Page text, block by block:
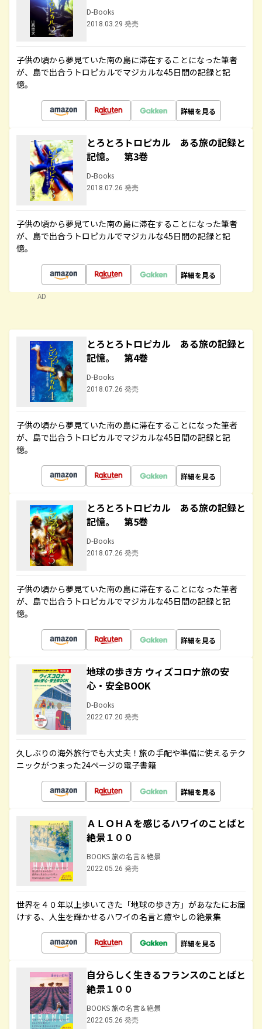
D-Books
2018.03.29 発売
子供の頃から夢見ていた南の島に滞在することになった筆者
が、島で出合うトロピカルでマジカルな45日間の記録と記
憶。
詳細を見る
とろとろトロピカル ある旅の記録と
記憶。 第3巻
D-Books
2018.07.26 発売
子供の頃から夢見ていた南の島に滞在することになった筆者
が、島で出合うトロピカルでマジカルな45日間の記録と記
憶。
詳細を見る
AD
とろとろトロピカル ある旅の記録と
記憶。 第4巻
D-Books
2018.07.26 発売
子供の頃から夢見ていた南の島に滞在することになった筆者
が、島で出合うトロピカルでマジカルな45日間の記録と記
憶。
詳細を見る
とろとろトロピカル ある旅の記録と
記憶。 第5巻
D-Books
2018.07.26 発売
子供の頃から夢見ていた南の島に滞在することになった筆者
が、島で出合うトロピカルでマジカルな45日間の記録と記
憶。
詳細を見る
地球の歩き方 ウィズコロナ旅の安
心・安全BOOK
D-Books
2022.07.20 発売
久しぶりの海外旅行でも大丈夫！旅の手配や準備に使えるテク
ニックがつまった24ページの電子書籍
詳細を見る
ＡＬＯＨＡを感じるハワイのことばと
絶景１００
BOOKS 旅の名言＆絶景
2022.05.26 発売
世界を４０年以上歩いてきた「地球の歩き方」があなたにお届
けする、人生を輝かせるハワイの名言と癒やしの絶景集
詳細を見る
自分らしく生きるフランスのことばと
絶景１００
BOOKS 旅の名言＆絶景
2022.05.26 発売